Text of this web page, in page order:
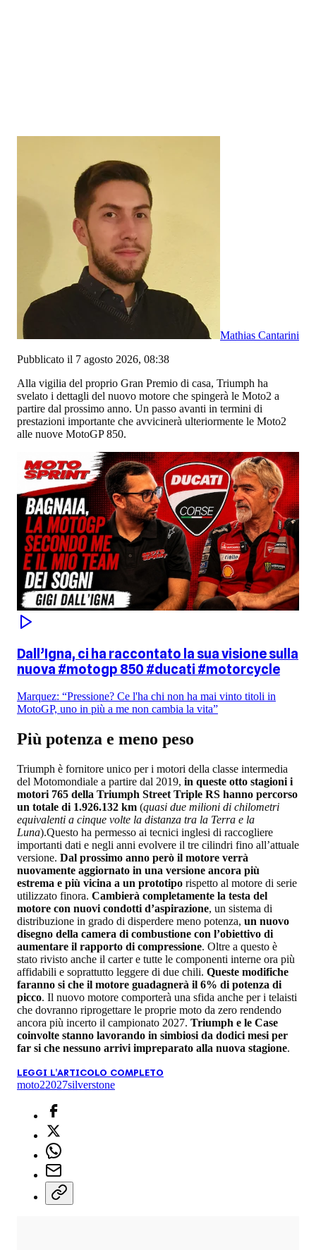
Mathias Cantarini
Pubblicato il 7 agosto 2026, 08:38
Alla vigilia del proprio Gran Premio di casa, Triumph ha
svelato i dettagli del nuovo motore che spingerà le Moto2 a
partire dal prossimo anno. Un passo avanti in termini di
prestazioni importante che avvicinerà ulteriormente le Moto2
alle nuove MotoGP 850.
Dall’Igna, ci ha raccontato la sua visione sulla
nuova #motogp 850 #ducati #motorcycle
Marquez: “Pressione? Ce l'ha chi non ha mai vinto titoli in
MotoGP, uno in più a me non cambia la vita”
Più potenza e meno peso
Triumph è fornitore unico per i motori della classe intermedia
del Motomondiale a partire dal 2019, in queste otto stagioni i
motori 765 della Triumph Street Triple RS hanno percorso
un totale di 1.926.132 km (quasi due milioni di chilometri
equivalenti a cinque volte la distanza tra la Terra e la
Luna).Questo ha permesso ai tecnici inglesi di raccogliere
importanti dati e negli anni evolvere il tre cilindri fino all’attuale
versione. Dal prossimo anno però il motore verrà
nuovamente aggiornato in una versione ancora più
estrema e più vicina a un prototipo rispetto al motore di serie
utilizzato finora. Cambierà completamente la testa del
motore con nuovi condotti d’aspirazione, un sistema di
distribuzione in grado di disperdere meno potenza, un nuovo
disegno della camera di combustione con l’obiettivo di
aumentare il rapporto di compressione. Oltre a questo è
stato rivisto anche il carter e tutte le componenti interne ora più
affidabili e soprattutto leggere di due chili. Queste modifiche
faranno si che il motore guadagnerà il 6% di potenza di
picco. Il nuovo motore comporterà una sfida anche per i telaisti
che dovranno riprogettare le proprie moto da zero rendendo
ancora più incerto il campionato 2027. Triumph e le Case
coinvolte stanno lavorando in simbiosi da dodici mesi per
far si che nessuno arrivi impreparato alla nuova stagione.
LEGGI L'ARTICOLO COMPLETO
moto22027silverstone